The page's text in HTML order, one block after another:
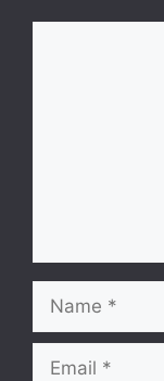
Name
Email